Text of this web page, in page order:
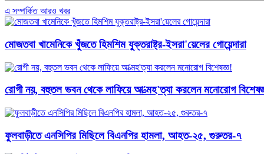
এ সম্পর্কিত আরও খবর
মোজতবা খামেনিকে খুঁজতে হিমশিম যুক্তরাষ্ট্র-ইসরা'য়েলের গোয়েন্দারা
রোগী নয়, বহুতল ভবন থেকে লাফিয়ে আ'ত্মহ'ত্যা করলেন মনোরোগ
ফুলবাড়ীতে এনসিপির মিছিলে বিএনপির হামলা, আহত-২৫, গুরুতর-৭